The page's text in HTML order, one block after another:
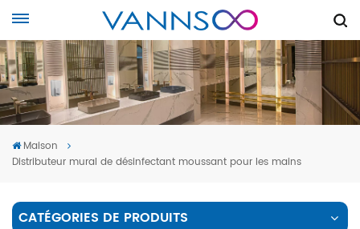
Maison
Distributeur mural de désinfectant moussant pour les mains
CATÉGORIES DE PRODUITS